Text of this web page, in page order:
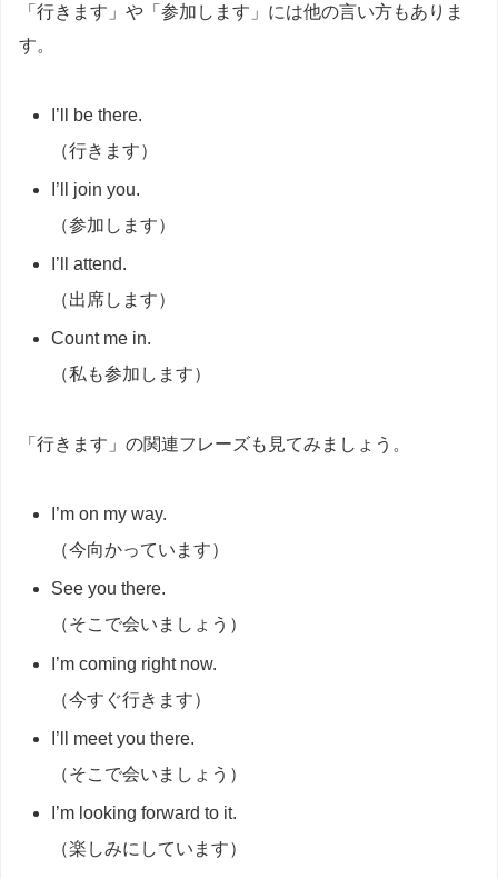
「行きます」や「参加します」には他の言い方もありま
す。
I’ll be there.
（行きます）
I’ll join you.
（参加します）
I’ll attend.
（出席します）
Count me in.
（私も参加します）
「行きます」の関連フレーズも見てみましょう。
I’m on my way.
（今向かっています）
See you there.
（そこで会いましょう）
I’m coming right now.
（今すぐ行きます）
I’ll meet you there.
（そこで会いましょう）
I’m looking forward to it.
（楽しみにしています）